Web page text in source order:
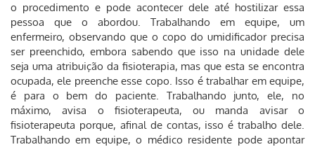
o procedimento e pode acontecer dele até hostilizar essa
pessoa que o abordou. Trabalhando em equipe, um
enfermeiro, observando que o copo do umidificador precisa
ser preenchido, embora sabendo que isso na unidade dele
seja uma atribuição da fisioterapia, mas que esta se encontra
ocupada, ele preenche esse copo. Isso é trabalhar em equipe,
é para o bem do paciente. Trabalhando junto, ele, no
máximo, avisa o fisioterapeuta, ou manda avisar o
fisioterapeuta porque, afinal de contas, isso é trabalho dele.
Trabalhando em equipe, o médico residente pode apontar